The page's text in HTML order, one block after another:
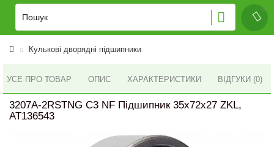
Кулькові дворядні підшипники
УСЕ ПРО ТОВАР ОПИС ХАРАКТЕРИСТИКИ ВІДГУКИ (0)
3207A-2RSTNG C3 NF Підшипник 35x72x27 ZKL,
AT136543